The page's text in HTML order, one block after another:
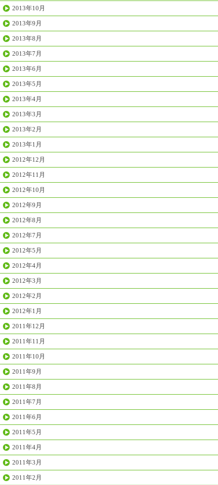
2013年10月
2013年9月
2013年8月
2013年7月
2013年6月
2013年5月
2013年4月
2013年3月
2013年2月
2013年1月
2012年12月
2012年11月
2012年10月
2012年9月
2012年8月
2012年7月
2012年5月
2012年4月
2012年3月
2012年2月
2012年1月
2011年12月
2011年11月
2011年10月
2011年9月
2011年8月
2011年7月
2011年6月
2011年5月
2011年4月
2011年3月
2011年2月